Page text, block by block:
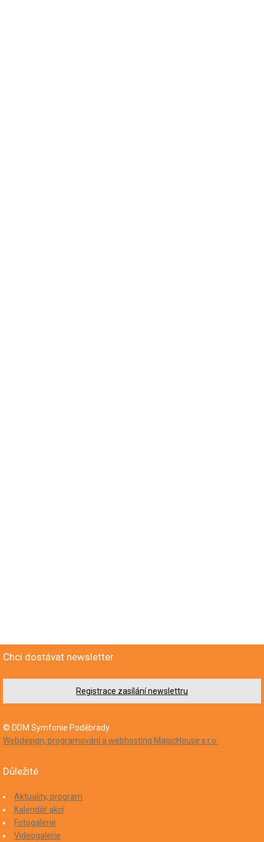
Chci dostávat newsletter
Registrace zasílání newslettru
© DDM Symfonie Poděbrady
Webdesign, programování a webhosting MagicHouse s.r.o.
Důležité
Aktuality, program
Kalendář akcí
Fotogalerie
Videogalerie